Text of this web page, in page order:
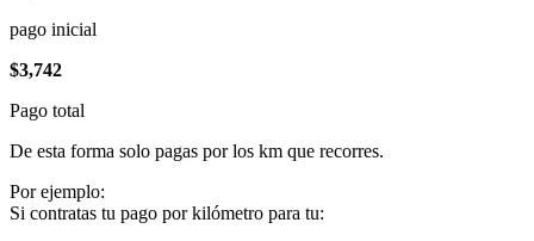
pago inicial
$3,742
Pago total
De esta forma solo pagas por los km que recorres.
Por ejemplo:
Si contratas tu pago por kilómetro para tu: